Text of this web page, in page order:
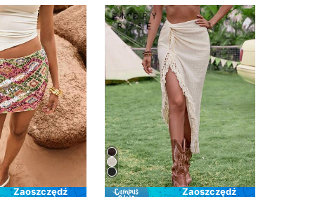
Zaoszczędź
Zaoszczędź